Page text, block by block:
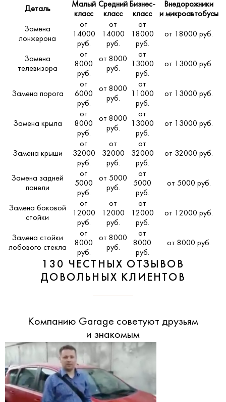
Деталь
Малый
класс
Средний
класс
Бизнес-
класс
Внедорожники
и микроавтобусы
Замена
лонжерона
от
14000
руб.
от
14000
руб.
от
18000
руб.
от 18000 руб.
Замена
телевизора
от
8000
руб.
от 8000
руб.
от
13000
руб.
от 13000 руб.
Замена порога
от
6000
руб.
от 8000
руб.
от
11000
руб.
от 13000 руб.
Замена крыла
от
8000
руб.
от 8000
руб.
от
13000
руб.
от 13000 руб.
Замена крыши
от
32000
руб.
от
32000
руб.
от
32000
руб.
от 32000 руб.
Замена задней
панели
от
5000
руб.
от 5000
руб.
от
5000
руб.
от 5000 руб.
Замена боковой
стойки
от
12000
руб.
от
12000
руб.
от
12000
руб.
от 12000 руб.
Замена стойки
лобового стекла
от
8000
руб.
от 8000
руб.
от
8000
руб.
от 8000 руб.
130 ЧЕСТНЫХ ОТЗЫВОВ
ДОВОЛЬНЫХ КЛИЕНТОВ
Компанию Garage советуют друзьям
и знакомым